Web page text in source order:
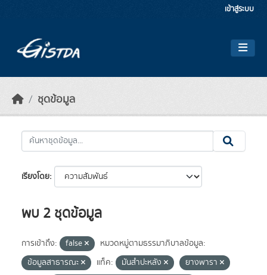
เข้าสู่ระบบ
ชุดข้อมูล
เรียงโดย
พบ 2 ชุดข้อมูล
การเข้าถึง: false
หมวดหมู่ตามธรรมาภิบาลข้อมูล:
ข้อมูลสาธารณะ
แท็ค: มันสำปะหลัง
ยางพารา